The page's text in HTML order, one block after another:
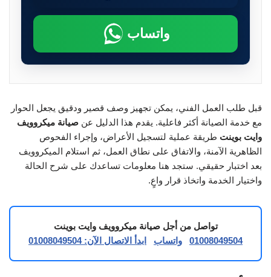
واتساب
قبل طلب العمل الفني، يمكن تجهيز وصف قصير ودقيق يجعل الحوار
مع خدمة الصيانة أكثر فاعلية. يقدم هذا الدليل عن صيانة ميكروويف
وايت بوينت طريقة عملية لتسجيل الأعراض، وإجراء الفحوص
الظاهرية الآمنة، والاتفاق على نطاق العمل، ثم استلام الميكروويف
بعد اختبار حقيقي. ستجد هنا معلومات تساعدك على شرح الحالة
واختيار الخدمة واتخاذ قرار واعٍ.
تواصل من أجل صيانة ميكروويف وايت بوينت
01008049504
واتساب ابدأ الاتصال الآن: 01008049504